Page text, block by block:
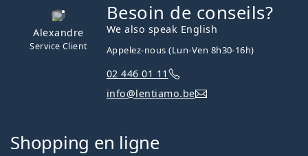
Alexandre
Service Client
Besoin de conseils?
We also speak English
Appelez-nous (Lun-Ven 8h30-16h)
02 446 01 11
info@lentiamo.be
Shopping en ligne